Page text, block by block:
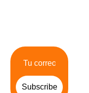
Subscribe